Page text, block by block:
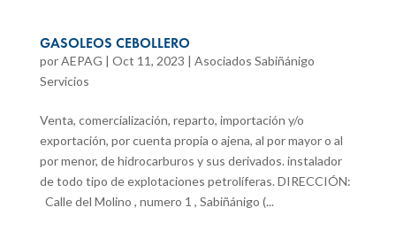
GASOLEOS CEBOLLERO
porAEPAG | Oct 11, 2023 | Asociados Sabiñánigo
Servicios
Venta, comercialización, reparto, importación y/o
exportación, por cuenta propia o ajena, al por mayor o al
por menor, de hidrocarburos y sus derivados. instalador
de todo tipo de explotaciones petrolíferas. DIRECCIÓN:
Calle del Molino , numero 1 , Sabiñánigo (...